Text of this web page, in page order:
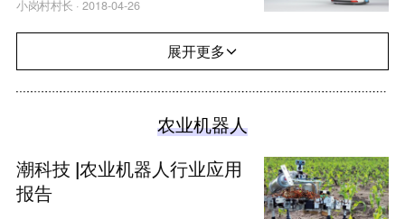
小岗村村长 ·2018-04-26
展开更多
农业机器人
潮科技 |农业机器人行业应用
报告